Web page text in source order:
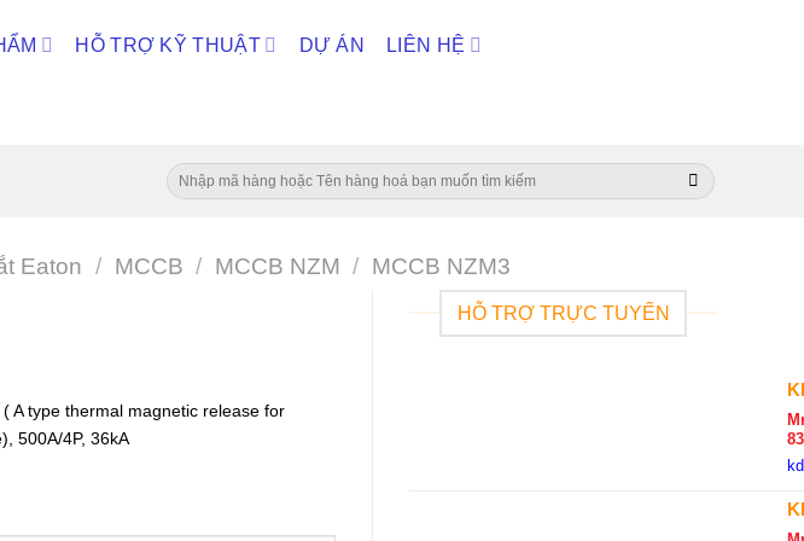
HỖ TRỢ KỸ THUẬT DỰ ÁN LIÊN HỆ
Tìm
kiếm:
Eaton / MCCB / MCCB NZM / MCCB NZM3
HỖ TRỢ TRỰC TUYẾN
A type thermal magnetic release for
500A/4P, 36kA